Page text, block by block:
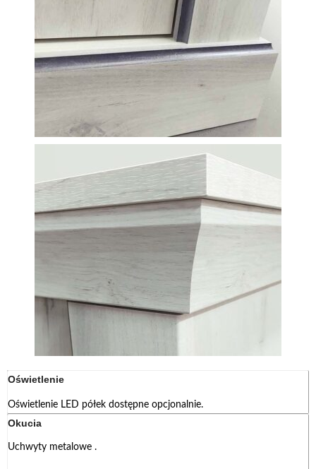
Oświetlenie
Oświetlenie LED półek dostępne opcjonalnie.
Okucia
Uchwyty metalowe .